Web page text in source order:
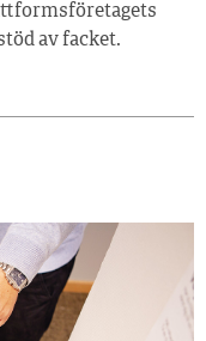
av facket.